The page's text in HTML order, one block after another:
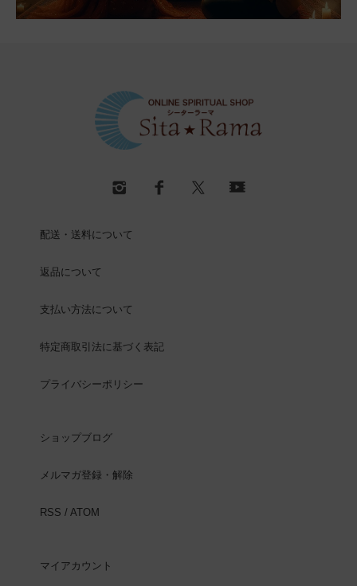
配送・送料について
返品について
支払い方法について
特定商取引法に基づく表記
プライバシーポリシー
ショップブログ
メルマガ登録・解除
RSS / ATOM
マイアカウント